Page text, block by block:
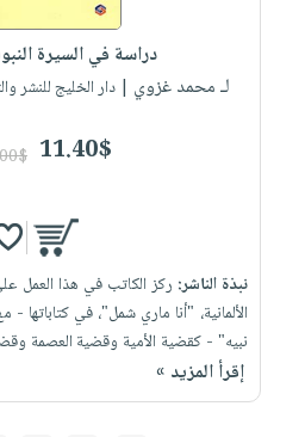
دراسة في السيرة
لـ محمد غزوي | دار الخليج للنشر
11.40$
نبذة الناشر: ركز الكاتب في هذا العمل
الألمانية، "أنا ماري شمل"، في كتاباتها -
نبيه" - كقضية الأمية وقضية العصمة
إقرأ المزيد »